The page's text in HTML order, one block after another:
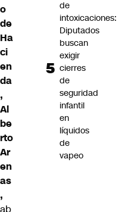
o
de
Ha
ci
en
da
,
Al
be
rto
Ar
en
as
,
ab
de
intoxicaciones:
Diputados
buscan
exigir
cierres
de
seguridad
infantil
en
líquidos
de
vapeo